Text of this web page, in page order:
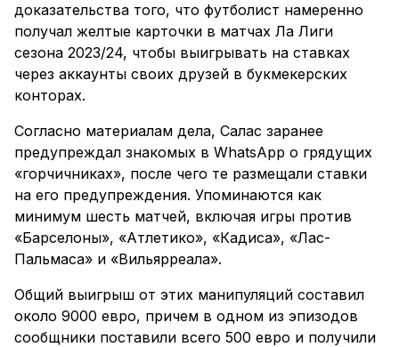
доказательства того, что футболист намеренно
получал желтые карточки в матчах Ла Лиги
сезона 2023/24, чтобы выигрывать на ставках
через аккаунты своих друзей в букмекерских
конторах.
Согласно материалам дела, Салас заранее
предупреждал знакомых в WhatsApp о грядущих
«горчичниках», после чего те размещали ставки
на его предупреждения. Упоминаются как
минимум шесть матчей, включая игры против
«Барселоны», «Атлетико», «Кадиса», «Лас-
Пальмаса» и «Вильярреала».
Общий выигрыш от этих манипуляций составил
около 9000 евро, причем в одном из эпизодов
сообщники поставили всего 500 евро и получили